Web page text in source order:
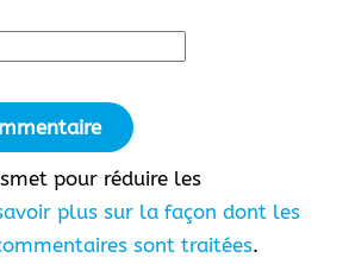
pour réduire les
plus sur la façon dont les
sont traitées.